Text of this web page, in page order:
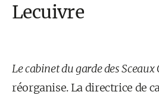
Lecuivre
Le cabinet du garde des
réorganise. La directrice de